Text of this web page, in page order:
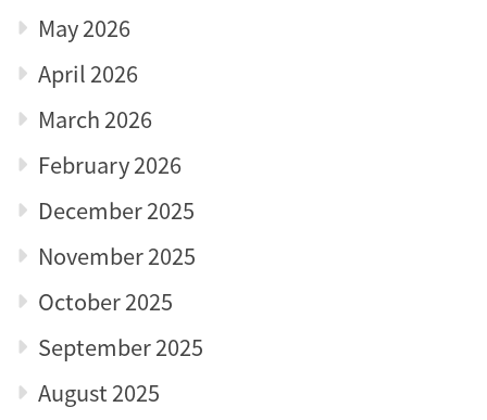
May 2026
April 2026
March 2026
February 2026
December 2025
November 2025
October 2025
September 2025
August 2025